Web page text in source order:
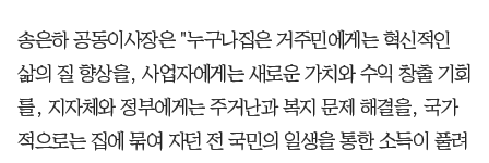
송은하 공동이사장은 "누구나집은 거주민에게는 혁신적인
삶의 질 향상을, 사업자에게는 새로운 가치와 수익 창출 기회
를, 지자체와 정부에게는 주거난과 복지 문제 해결을, 국가
적으로는 집에 묶여 자던 전 국민의 일생을 통한 소득이 풀려